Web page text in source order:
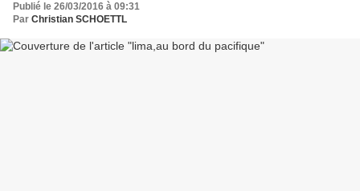
Publié le 26/03/2016 à 09:31
Par Christian SCHOETTL